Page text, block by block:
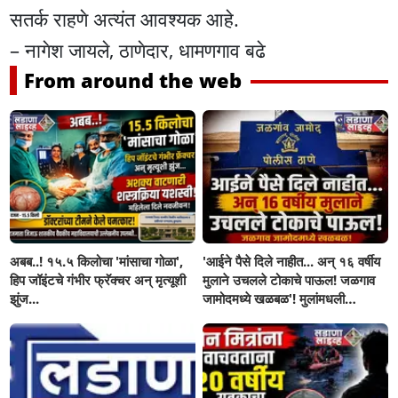
सतर्क राहणे अत्यंत आवश्यक आहे.
– नागेश जायले, ठाणेदार, धामणगाव बढे
From around the web
अबब..! १५.५ किलोचा 'मांसाचा गोळा',
हिप जॉइंटचे गंभीर फ्रॅक्चर अन् मृत्यूशी
झुंज...
'आईने पैसे दिले नाहीत... अन् १६ वर्षीय
मुलाने उचलले टोकाचे पाऊल! जळगाव
जामोदमध्ये खळबळ'! मुलांमधली